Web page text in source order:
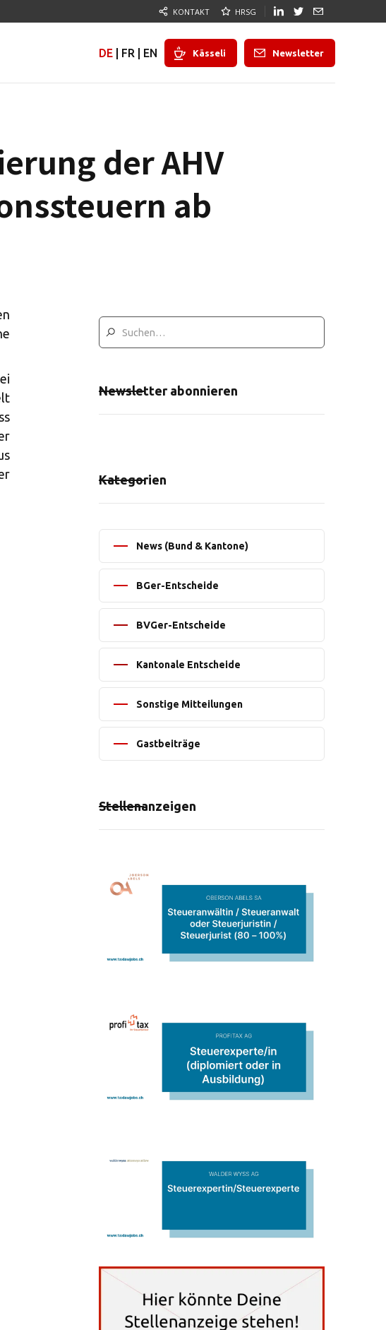
KONTAKT HRSG
DE FR EN Kässeli Newsletter
der AHV
ab
Newsletter abonnieren
Kategorien
News (Bund & Kantone)
BGer-Entscheide
BVGer-Entscheide
Kantonale Entscheide
Sonstige Mitteilungen
Gastbeiträge
Stellenanzeigen